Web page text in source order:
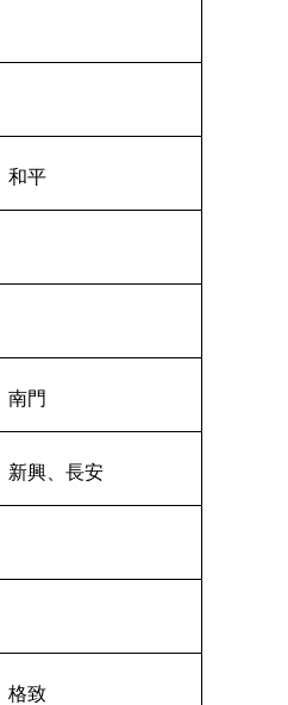
和平
南門
新興、長安
格致